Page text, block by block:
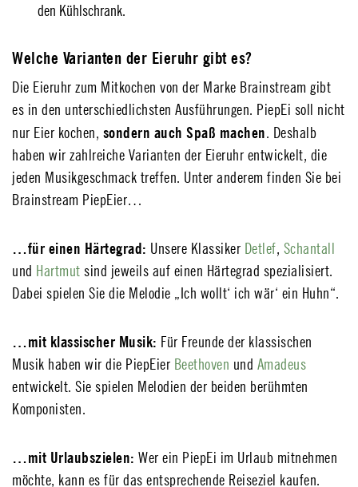
den Kühlschrank.
Welche Varianten der Eieruhr gibt es?
Die Eieruhr zum Mitkochen von der Marke Brainstream gibt
es in den unterschiedlichsten Ausführungen. PiepEi soll nicht
nur Eier kochen, sondern auch Spaß machen. Deshalb
haben wir zahlreiche Varianten der Eieruhr entwickelt, die
jeden Musikgeschmack treffen. Unter anderem finden Sie bei
Brainstream PiepEier…
…für einen Härtegrad: Unsere Klassiker Detlef, Schantall
und Hartmut sind jeweils auf einen Härtegrad spezialisiert.
Dabei spielen Sie die Melodie „Ich wollt‘ ich wär‘ ein Huhn“.
…mit klassischer Musik: Für Freunde der klassischen
Musik haben wir die PiepEier Beethoven und Amadeus
entwickelt. Sie spielen Melodien der beiden berühmten
Komponisten.
…mit Urlaubszielen: Wer ein PiepEi im Urlaub mitnehmen
möchte, kann es für das entsprechende Reiseziel kaufen.